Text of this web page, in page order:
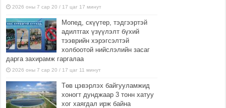
2026 оны 7 сар 20 / 17 цаг 17 минут
Мопед, скүүтер, тэдгээртэй
адилтгах үзүүлэлт бүхий
тээврийн хэрэгсэлтэй
холбоотой нийслэлийн засаг
дарга захирамж гаргалаа
2026 оны 7 сар 20 / 17 цаг 11 минут
Төв цэвэрлэх байгууламжид
хоногт дунджаар 3 тонн хатуу
хог хаягдал ирж байна